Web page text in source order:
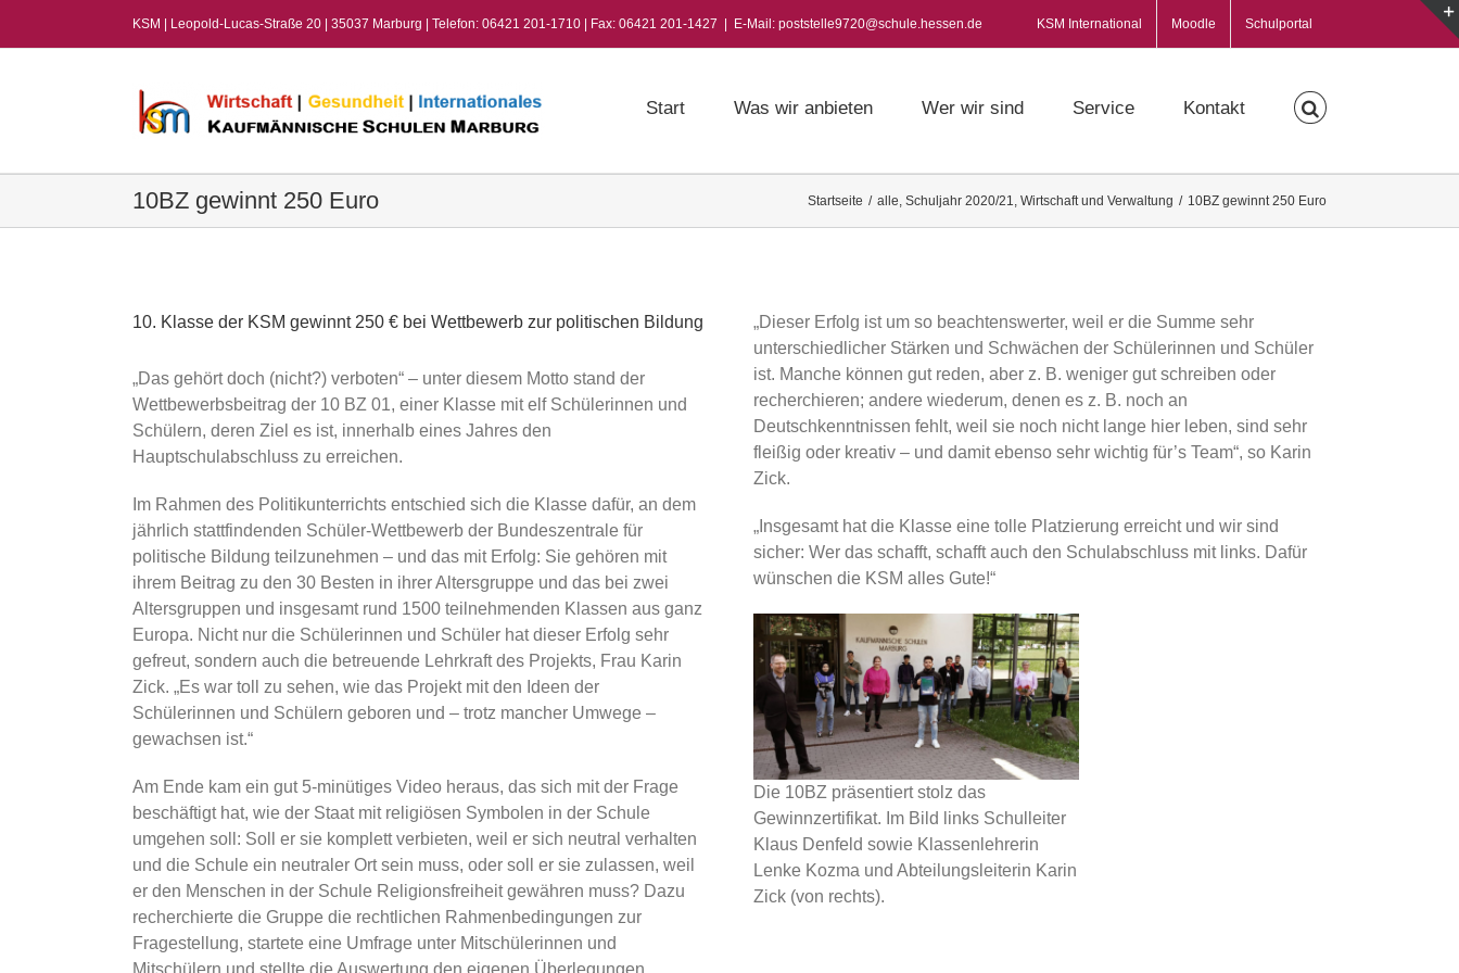
KSM | Leopold-Lucas-Straße 20 | 35037 Marburg | Telefon: 06421 201-1710 | Fax: 06421 201-1427 E-Mail: poststelle9720@schule.hessen.de KSM International Moodle Schulportal
Start Was wir anbieten Wer wir sind Service Kontakt
10BZ gewinnt 250 Euro Startseite / alle, Schuljahr 2020/21, Wirtschaft und Verwaltung / 10BZ gewinnt 250 Euro
10. Klasse der KSM gewinnt 250 € bei Wettbewerb zur politischen Bildung
„Das gehört doch (nicht?) verboten“ – unter diesem Motto stand der
Wettbewerbsbeitrag der 10 BZ 01, einer Klasse mit elf Schülerinnen und
Schülern, deren Ziel es ist, innerhalb eines Jahres den
Hauptschulabschluss zu erreichen.
Im Rahmen des Politikunterrichts entschied sich die Klasse dafür, an dem
jährlich stattfindenden Schüler-Wettbewerb der Bundeszentrale für
politische Bildung teilzunehmen – und das mit Erfolg: Sie gehören mit
ihrem Beitrag zu den 30 Besten in ihrer Altersgruppe und das bei zwei
Altersgruppen und insgesamt rund 1500 teilnehmenden Klassen aus ganz
Europa. Nicht nur die Schülerinnen und Schüler hat dieser Erfolg sehr
gefreut, sondern auch die betreuende Lehrkraft des Projekts, Frau Karin
Zick. „Es war toll zu sehen, wie das Projekt mit den Ideen der
Schülerinnen und Schülern geboren und – trotz mancher Umwege –
gewachsen ist.“
Am Ende kam ein gut 5-minütiges Video heraus, das sich mit der Frage
beschäftigt hat, wie der Staat mit religiösen Symbolen in der Schule
umgehen soll: Soll er sie komplett verbieten, weil er sich neutral verhalten
und die Schule ein neutraler Ort sein muss, oder soll er sie zulassen, weil
er den Menschen in der Schule Religionsfreiheit gewähren muss? Dazu
recherchierte die Gruppe die rechtlichen Rahmenbedingungen zur
Fragestellung, startete eine Umfrage unter Mitschülerinnen und
Mitschülern und stellte die Auswertung den eigenen Überlegungen
„Dieser Erfolg ist um so beachtenswerter, weil er die Summe sehr
unterschiedlicher Stärken und Schwächen der Schülerinnen und Schüler
ist. Manche können gut reden, aber z. B. weniger gut schreiben oder
recherchieren; andere wiederum, denen es z. B. noch an
Deutschkenntnissen fehlt, weil sie noch nicht lange hier leben, sind sehr
fleißig oder kreativ – und damit ebenso sehr wichtig für’s Team“, so Karin
Zick.
„Insgesamt hat die Klasse eine tolle Platzierung erreicht und wir sind
sicher: Wer das schafft, schafft auch den Schulabschluss mit links. Dafür
wünschen die KSM alles Gute!“
Die 10BZ präsentiert stolz das
Gewinnzertifikat. Im Bild links Schulleiter
Klaus Denfeld sowie Klassenlehrerin
Lenke Kozma und Abteilungsleiterin Karin
Zick (von rechts).